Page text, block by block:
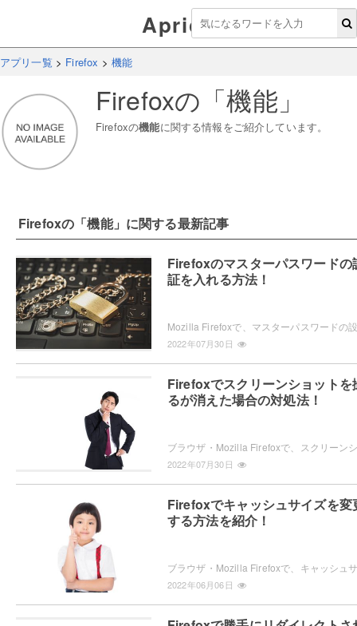
Aprico
アプリ一覧 > Firefox > 機能
Firefoxの「機能 」
Firefoxの機能に関する情報をご紹介しています。
Firefoxの「機能」に関する最新記事
Firefoxのマスターパスワードの
証を入れる方法！
2022年07月30日
Firefoxでスクリーンショットを
るが消えた場合の対処法！
2022年07月30日
Firefoxでキャッシュサイズを変
する方法を紹介！
2022年06月06日